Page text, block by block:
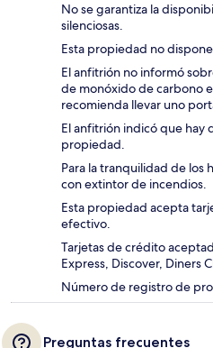
No se garantiza la
silenciosas.
Esta propiedad no
El anfitrión no informó
de monóxido de carbono
recomienda llevar uno
El anfitrión indicó que hay
propiedad.
Para la tranquilidad de
con extintor de incendios.
Esta propiedad acepta
efectivo.
Tarjetas de crédito
Express, Discover, Diners
Número de registro de
Preguntas frecuentes